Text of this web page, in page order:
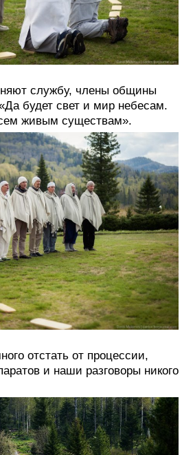
службу, члены общины
будет свет и мир небесам.
живым существам».
отстать от процессии,
и наши разговоры никого